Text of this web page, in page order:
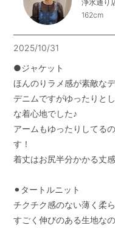
浄水通り
162cm
2025/10/31
●ジャケット
ほんのりラメ感が素敵な
デニムですがゆったりと
な着心地でした♪
アームもゆったりしてる
す！
着丈はお尻半分かかる丈
⚫︎タートルニット
チクチク感のない薄く柔
すごく伸びのある生地な